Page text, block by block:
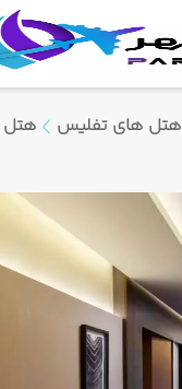
هتل های تفلیس هتل